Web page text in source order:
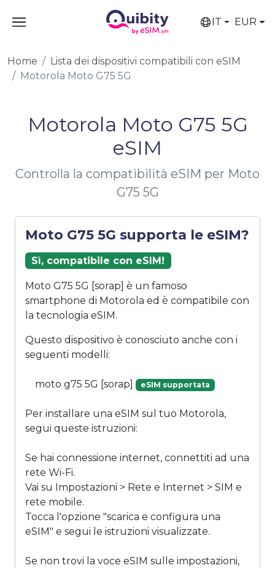
IT EUR
Home
Lista dei dispositivi compatibili con eSIM
Motorola Moto G75 5G
Motorola Moto G75 5G
eSIM
Controlla la compatibilità eSIM per Moto
G75 5G
Moto G75 5G supporta le eSIM?
Sì, compatibile con eSIM!
Moto G75 5G [sorap] è un famoso
smartphone di Motorola ed è compatibile con
la tecnologia eSIM.
Questo dispositivo è conosciuto anche con i
seguenti modelli:
moto g75 5G [sorap] eSIM supportata
Per installare una eSIM sul tuo Motorola,
segui queste istruzioni:
Se hai connessione internet, connettiti ad una
rete Wi-Fi.
Vai su Impostazioni > Rete e Internet > SIM e
rete mobile.
Tocca l'opzione "scarica e configura una
eSIM" e segui le istruzioni visualizzate.
Se non trovi la voce eSIM sulle impostazioni,